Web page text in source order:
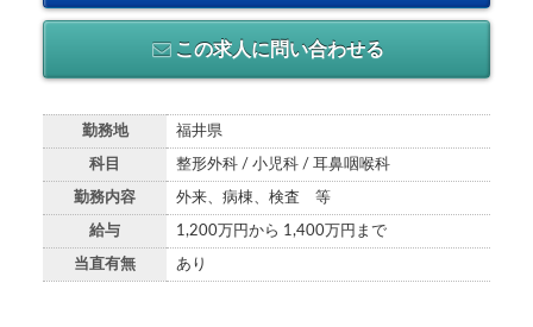
この求人に問い合わせる
勤務地 福井県
科目 整形外科 / 小児科 / 耳鼻咽喉科
勤務内容 外来、病棟、検査 等
給与 1,200万円から 1,400万円まで
当直有無 あり